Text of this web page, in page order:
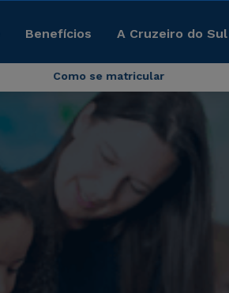
Benefícios A Cruzeiro do
Como se matricular